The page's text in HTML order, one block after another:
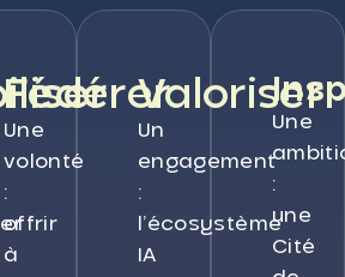
Fédérer
Une
volonté
:
offrir
à
Valoriser
Un
engagement
:
l’écosystème
IA
Une
:
une
Cité